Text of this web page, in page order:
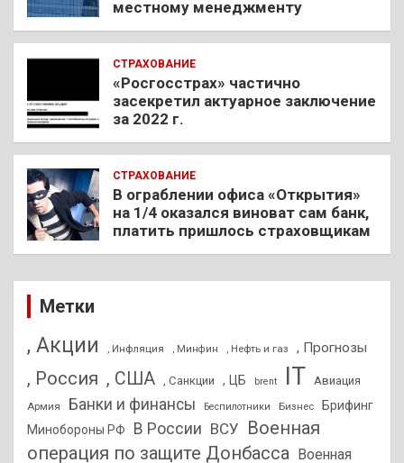
местному менеджменту
СТРАХОВАНИЕ
«Росгосстрах» частично
засекретил актуарное заключение
за 2022 г.
СТРАХОВАНИЕ
В ограблении офиса «Открытия»
на 1/4 оказался виноват сам банк,
платить пришлось страховщикам
Метки
, Акции , Инфляция , Минфин , Нефть и газ , Прогнозы
, Россия , США , Санкции , ЦБ brent IT Авиация
Армия Банки и финансы Беспилотники Бизнес
Брифинг
Минобороны РФ
В России ВСУ Военная
операция по защите Донбасса
Военная